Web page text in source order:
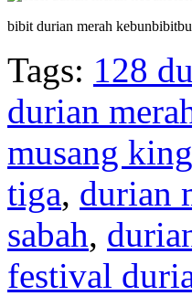
bibit durian merah
Tags: 128
durian
musang king
tiga, durian
sabah,
festival